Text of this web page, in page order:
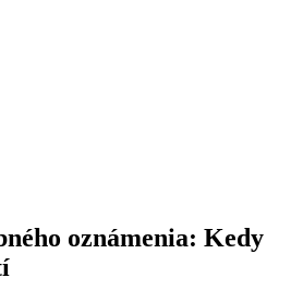
oznámenia: Kedy